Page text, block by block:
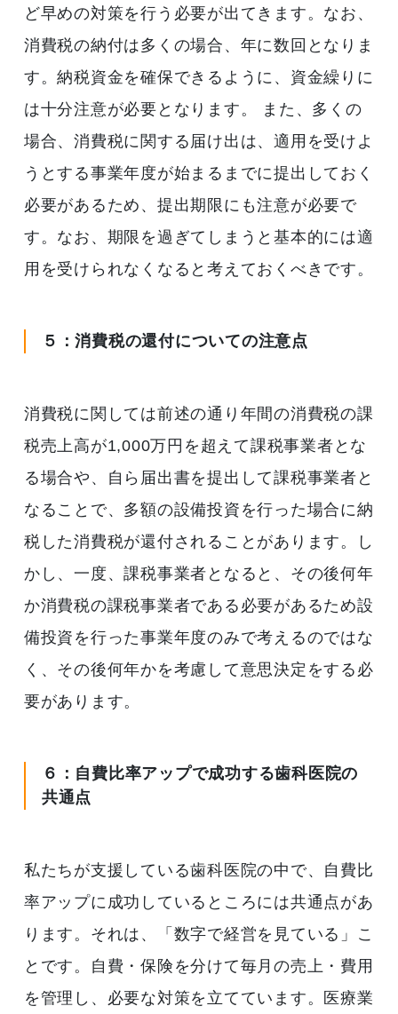
ど早めの対策を行う必要が出てきます。なお、
消費税の納付は多くの場合、年に数回となりま
す。納税資金を確保できるように、資金繰りに
は十分注意が必要となります。 また、多くの
場合、消費税に関する届け出は、適用を受けよ
うとする事業年度が始まるまでに提出しておく
必要があるため、提出期限にも注意が必要で
す。なお、期限を過ぎてしまうと基本的には適
用を受けられなくなると考えておくべきです。
５：消費税の還付についての注意点
消費税に関しては前述の通り年間の消費税の課
税売上高が1,000万円を超えて課税事業者とな
る場合や、自ら届出書を提出して課税事業者と
なることで、多額の設備投資を行った場合に納
税した消費税が還付されることがあります。し
かし、一度、課税事業者となると、その後何年
か消費税の課税事業者である必要があるため設
備投資を行った事業年度のみで考えるのではな
く、その後何年かを考慮して意思決定をする必
要があります。
６：自費比率アップで成功する歯科医院の
共通点
私たちが支援している歯科医院の中で、自費比
率アップに成功しているところには共通点があ
ります。それは、「数字で経営を見ている」こ
とです。自費・保険を分けて毎月の売上・費用
を管理し、必要な対策を立てています。医療業